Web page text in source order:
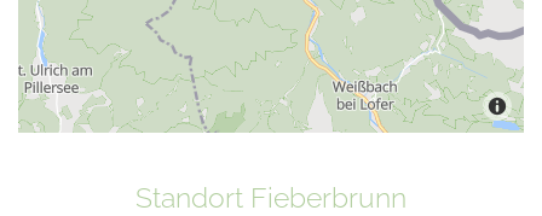
Standort Fieberbrunn